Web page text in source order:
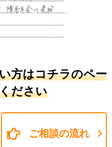
方はコチラのペー
ださい
ご相談の流れ